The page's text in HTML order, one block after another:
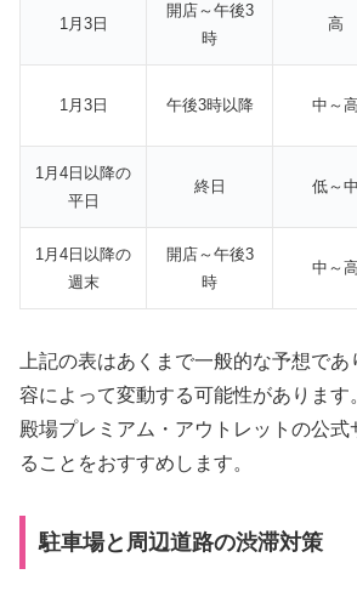
1月3日
開店～午後3
時
高
1月3日 午後3時以降 中～
1月4日以降の
平日
終日 低～中
1月4日以降の
週末
開店～午後3
時
中～
上記の表はあくまで一般的な予想で
容によって変動する可能性があります
殿場プレミアム・アウトレットの公式
ることをおすすめします。
駐車場と周辺道路の渋滞対策